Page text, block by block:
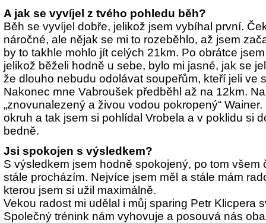
A jak se vyvíjel z tvého pohledu běh?
Běh se vyvíjel dobře, jelikož jsem vybíhal první.
náročné, ale nějak se mi to rozeběhlo, až jsem
by to takhle mohlo jít celých 21km. Po obrátce
jelikož běželi hodně u sebe, bylo mi jasné, jak se
že dlouho nebudu odolávat soupeřům, kteří jeli ve
Nakonec mne Vabroušek předběhl až na 12km.
„znovunalezený a živou vodou pokropený“
okruh a tak jsem si pohlídal Vrobela a v poklidu si
bedně.
Jsi spokojen s výsledkem?
S výsledkem jsem hodně spokojený, po tom všem
stále procházím. Nejvíce jsem měl a stále mám
kterou jsem si užil maximálně.
Vekou radost mi udělal i můj sparing Petr Klicpera
Společný trénink nám vyhovuje a posouvá nás